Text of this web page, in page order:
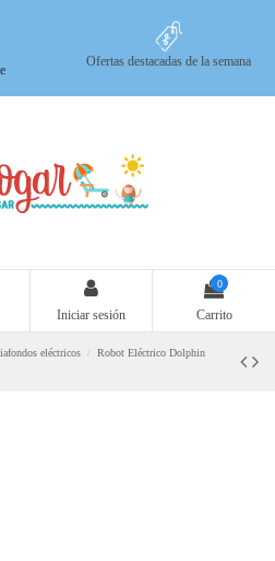
Ofertas destacadas de la semana
Iniciar sesión
0
Carrito
eléctricos
Robot Eléctrico Dolphin